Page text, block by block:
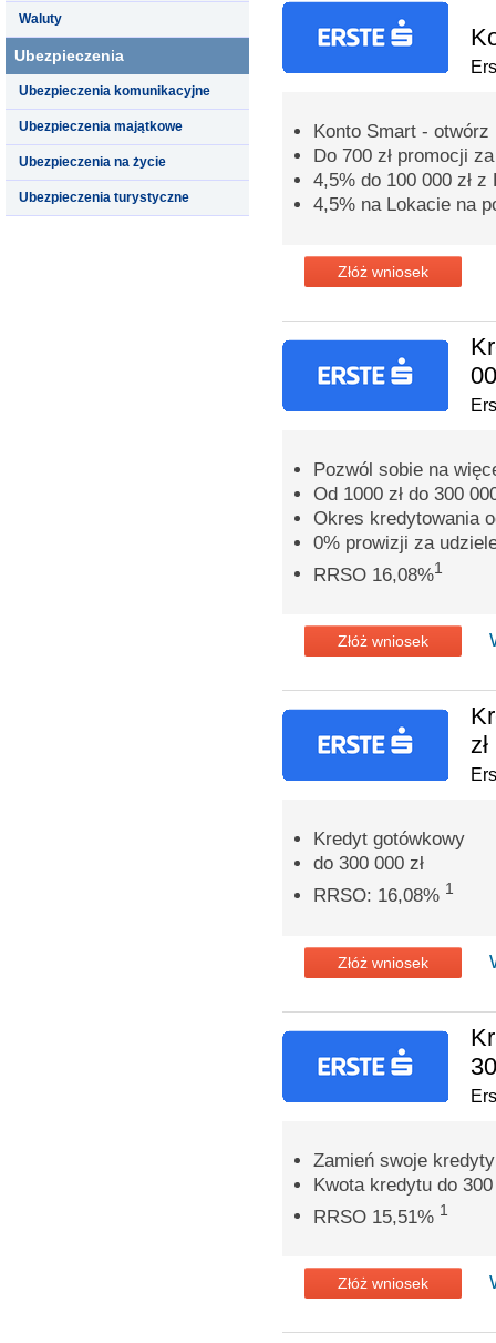
Waluty
Ubezpieczenia
Ubezpieczenia komunikacyjne
Ubezpieczenia majątkowe
Ubezpieczenia na życie
Ubezpieczenia turystyczne
Konto Smart -
Do 700 zł promocji
4,5% do 100 000 zł
4,5% na Lokacie na
Złóż wniosek
Pozwól sobie na
Od 1000 zł do 300
Okres kredytowania
0% prowizji za
RRSO 16,08%1
Złóż wniosek
zł
Kredyt gotówkowy
do 300 000 zł
RRSO: 16,08% 1
Złóż wniosek
Zamień swoje
Kwota kredytu do 300
RRSO 15,51% 1
Złóż wniosek